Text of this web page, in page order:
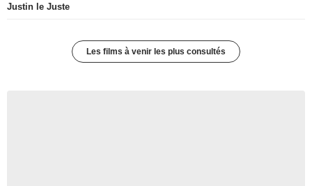
Justin le Juste
Les films à venir les plus consultés